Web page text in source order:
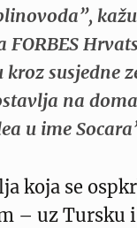
susjedne
na
u ime
koja se
– uz Tursku